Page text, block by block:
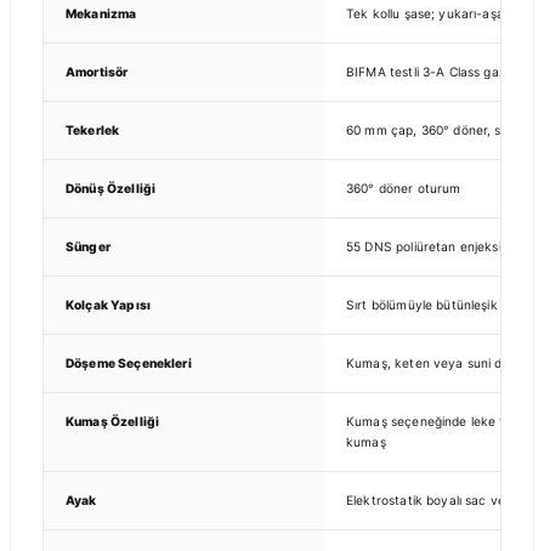
Mekanizma Tek kollu şase; yukarı-aşağı
Amortisör BIFMA testli 3-A Class gazlı
Tekerlek 60 mm çap, 360° döner, sert ve
Dönüş Özelliği 360° döner oturum
Sünger 55 DNS poliüretan enjeksiyon
Kolçak Yapısı Sırt bölümüyle bütünleşik sabit
Döşeme Seçenekleri Kumaş, keten veya suni deri
Kumaş Özelliği
Kumaş seçeneğinde leke
kumaş
Ayak Elektrostatik boyalı sac veya